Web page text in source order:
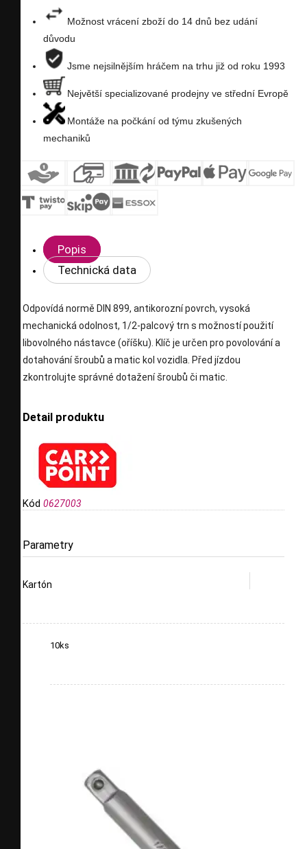
Možnost vrácení zboží do 14 dnů bez udání
důvodu
Jsme nejsilnějším hráčem na trhu již od roku 1993
Největší specializované prodejny ve střední Evropě
Montáže na počkání od týmu zkušených
mechaniků
Popis
Technická data
Odpovídá normě DIN 899, antikorozní povrch, vysoká
mechanická odolnost, 1/2-palcový trn s možností použití
libovolného nástavce (oříšku). Klíč je určen pro povolování a
dotahování šroubů a matic kol vozidla. Před jízdou
zkontrolujte správné dotažení šroubů či matic.
Detail produktu
Kód 0627003
Parametry
Kartón
10ks